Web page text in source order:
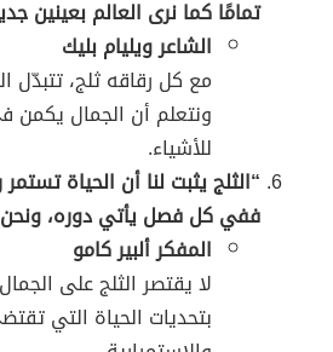
تمامًا كما نرى العالم بعينين
الشاعر ويليام بليك
مع كل رقاقه ثلج، تتبدّل
ونتعلم أن الجمال يكمن
للأشياء.
“الثلج يثبت لنا أن الحياة
ففي كل فصل يأتي دوره، ونحن
المفكر ألبير كامو
لا يقتصر الثلج على
بتحديات الحياة التي